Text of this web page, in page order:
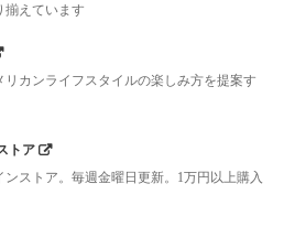
揃えています
カンライフスタイルの楽しみ方を提案す
トア
ストア。毎週金曜日更新。1万円以上購入